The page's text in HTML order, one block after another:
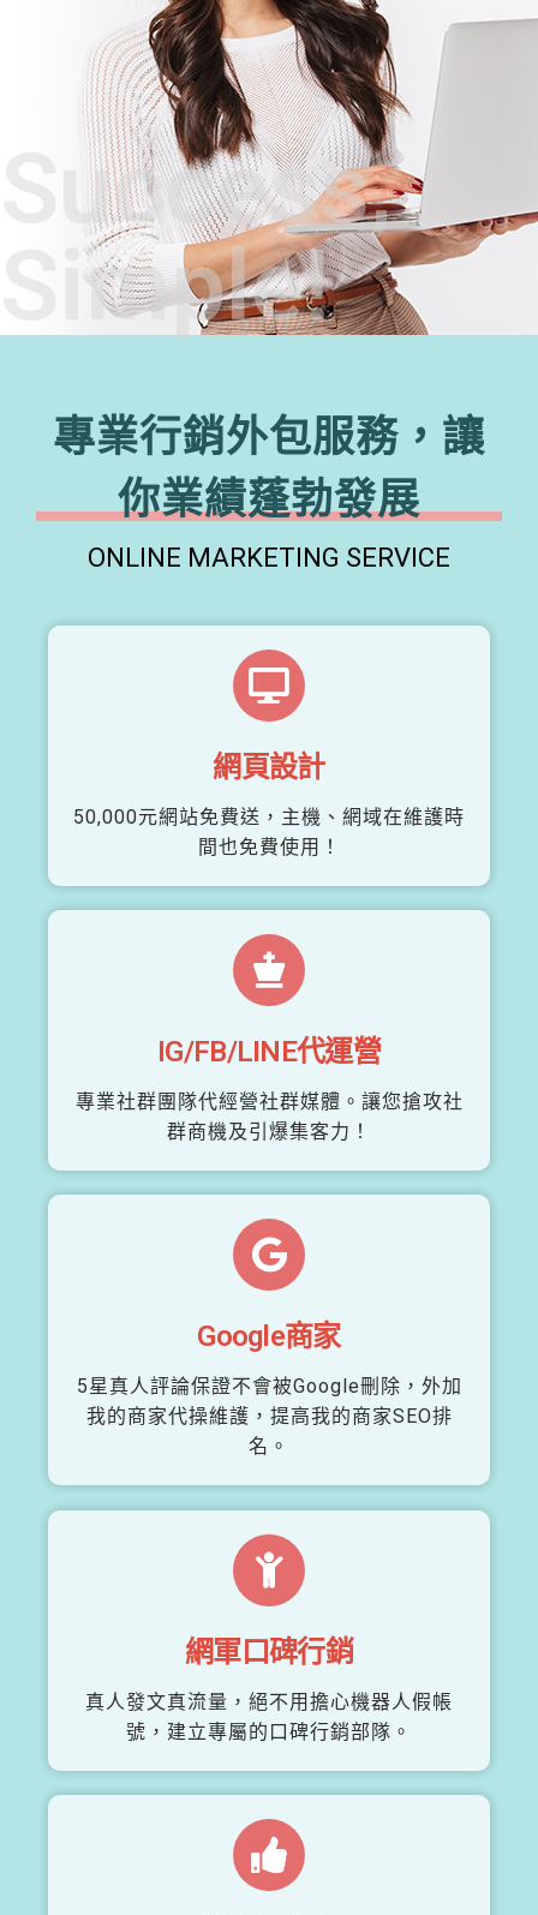
Success,
Simple!
專業行銷外包服務，讓
你業績蓬勃發展
ONLINE MARKETING SERVICE
網頁設計
50,000元網站免費送，主機、網域在維護時
間也免費使用！
IG/FB/LINE代運營
專業社群團隊代經營社群媒體。讓您搶攻社
群商機及引爆集客力！
Google商家
5星真人評論保證不會被Google刪除，外加
我的商家代操維護，提高我的商家SEO排
名。
網軍口碑行銷
真人發文真流量，絕不用擔心機器人假帳
號，建立專屬的口碑行銷部隊。